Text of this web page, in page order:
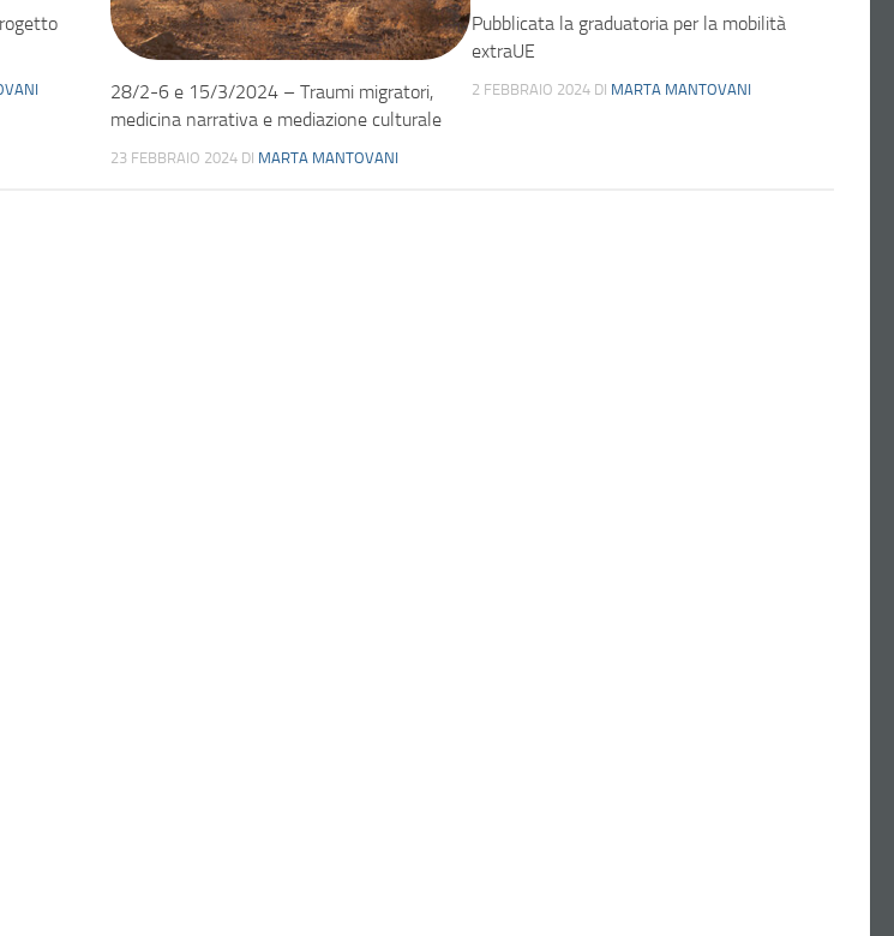
28/2-6 e 15/3/2024 – Traumi migratori,
medicina narrativa e mediazione culturale
23 FEBBRAIO 2024 DI MARTA MANTOVANI
Pubblicata la graduatoria per la mobilità
extraUE
2 FEBBRAIO 2024 DI MARTA MANTOVANI